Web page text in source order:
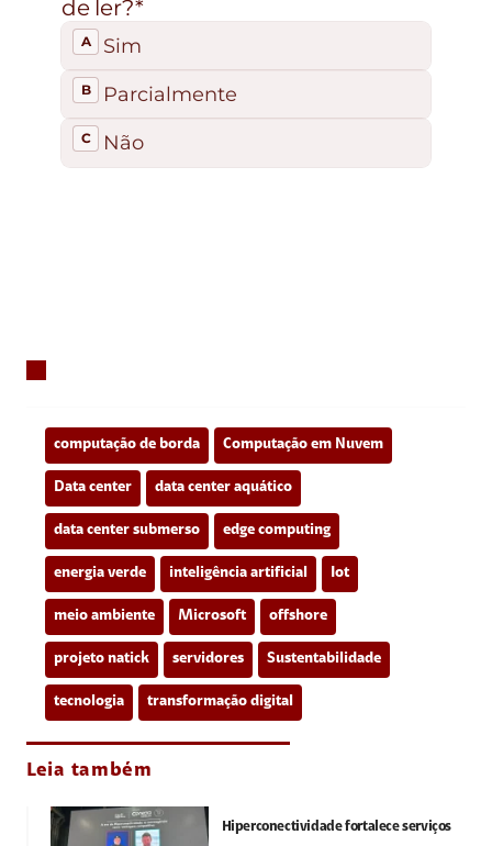
computação de borda Computação em Nuvem
Data center data center aquático
data center submerso edge computing
energia verde inteligência artificial Iot
meio ambiente Microsoft offshore
projeto natick servidores Sustentabilidade
tecnologia transformação digital
Leia também
Hiperconectividade fortalece serviços